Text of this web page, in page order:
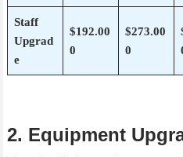
Staff
Upgrad
e
$192.00
0
$273.00
0
2. Equipment